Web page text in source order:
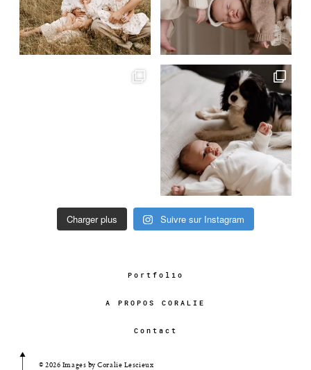
Charger plus Suivre sur Instagram
Portfolio
A PROPOS CORALIE
Contact
© 2026 Images by Coralie Lescieux